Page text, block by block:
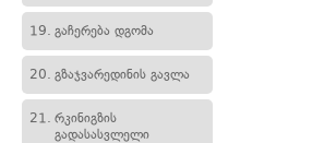
19. გაჩერება დგომა
20. გზაჯვარედინის გავლა
21. რკინიგზის
გადასასვლელი